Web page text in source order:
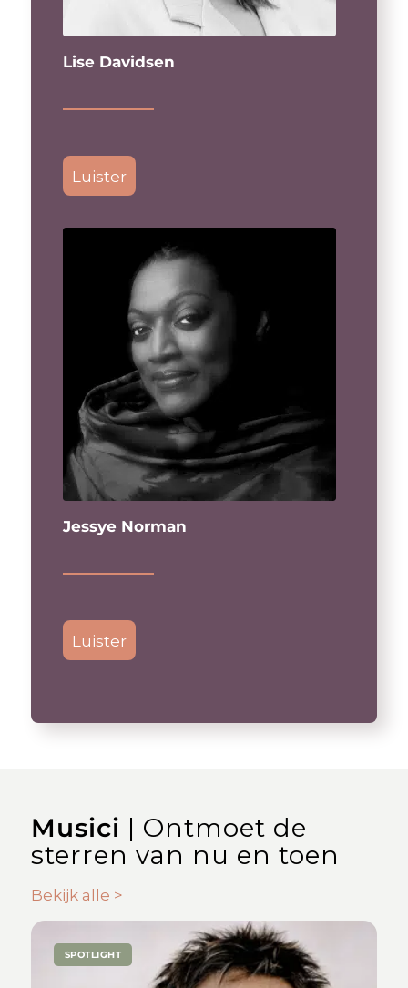
Lise Davidsen
Luister
Jessye Norman
Luister
Musici | Ontmoet de
sterren van nu en toen
Bekijk alle >
SPOTLIGHT